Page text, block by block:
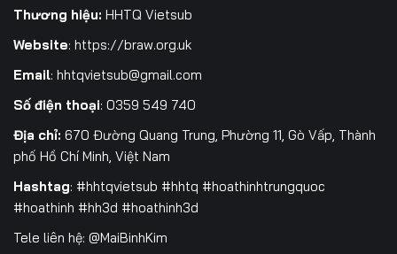
Tập 211 Tập 212
Tập 214 Tập 215
Tập 220 Tập 221 Tập 222
Tập 223 Tập 224
Tập 226 Tập 227
Tập 229
Thương hiệu: HHTQ Vietsub
Website: https://braw.org.uk
Email: hhtqvietsub@gmail.com
Số điện thoại: 0359 549 740
Địa chỉ: 670 Đường Quang Trung, Phường 11, Gò Vấp, Thành
phố Hồ Chí Minh, Việt Nam
Hashtag: #hhtqvietsub #hhtq #hoathinhtrungquoc
#hoathinh #hh3d #hoathinh3d
Tele liên hệ: @MaiBinhKim